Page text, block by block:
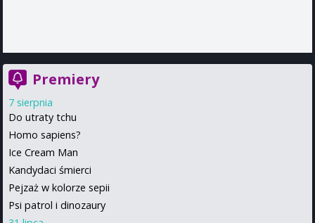
Premiery
7 sierpnia
Do utraty tchu
Homo sapiens?
Ice Cream Man
Kandydaci śmierci
Pejzaż w kolorze sepii
Psi patrol i dinozaury